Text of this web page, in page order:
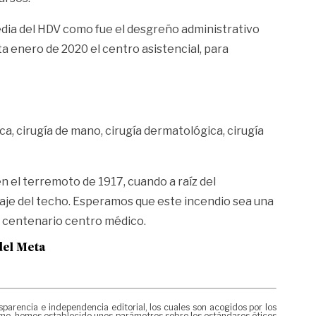
del HDV como fue el desgreño administrativo
enero de 2020 el centro asistencial, para
cirugía de mano, cirugía dermatológica, cirugía
el terremoto de 1917, cuando a raíz del
del techo. Esperamos que este incendio sea una
centenario centro médico.
Meta
e independencia editorial, los cuales son acogidos por los